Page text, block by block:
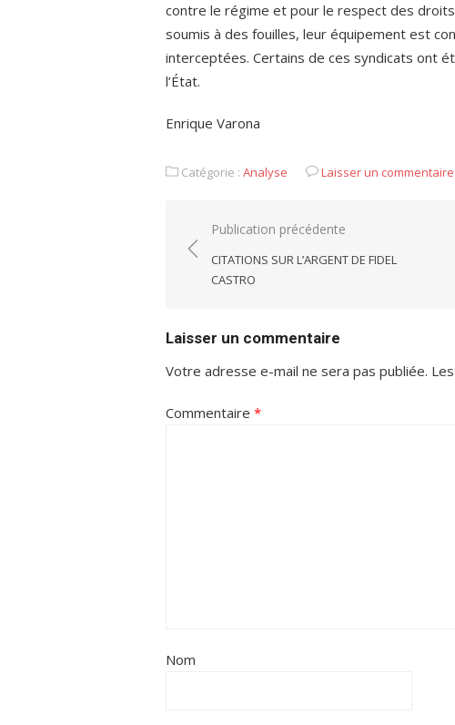
contre le régime et pour le respect des
soumis à des fouilles, leur équipement est
interceptées. Certains de ces syndicats ont
l’État.
Enrique Varona
Catégorie : Analyse Laisser un commentaire
Navigation
de
l’article
Publication précédente
CITATIONS SUR L’ARGENT DE FIDEL
CASTRO
Laisser un commentaire
Votre adresse e-mail ne sera pas publiée.
Commentaire *
Nom